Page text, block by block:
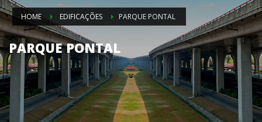
HOME EDIFICAÇÕES PARQUE PONTAL
PARQUE PONTAL